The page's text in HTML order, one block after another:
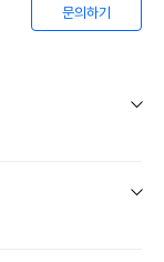
문의하기